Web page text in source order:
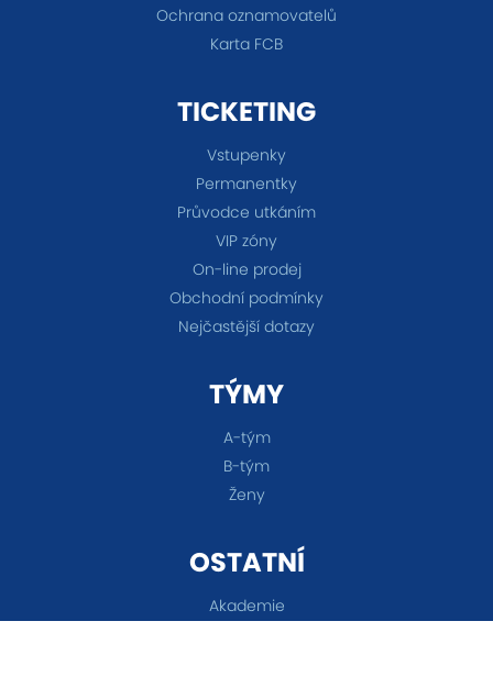
Ochrana oznamovatelů
Karta FCB
TICKETING
Vstupenky
Permanentky
Průvodce utkáním
VIP zóny
On-line prodej
Obchodní podmínky
Nejčastější dotazy
TÝMY
A-tým
B-tým
Ženy
OSTATNÍ
Akademie